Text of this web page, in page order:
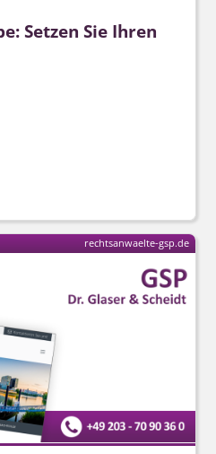
Setzen Sie Ihren
rechtsanwaelte-gsp.de